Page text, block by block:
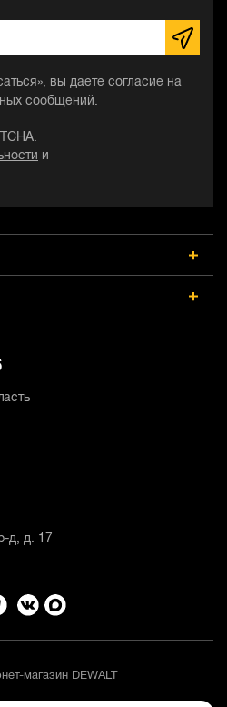
вы даете согласие на
сообщений.
и
д, д. 17
магазин DEWALT